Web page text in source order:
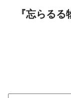
『忘らる